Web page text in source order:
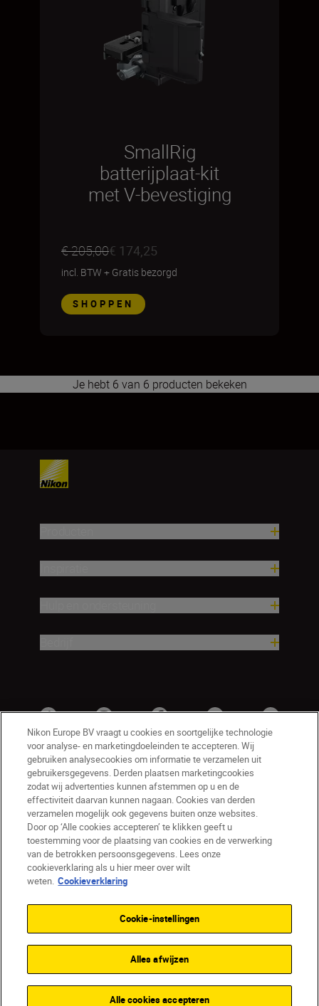
SmallRig
batterijplaat-kit
met V-bevestiging
€ 205,00€ 174,25
incl. BTW + Gratis bezorgd
SHOPPEN
Je hebt 6 van 6 producten bekeken
BE(nl) Nikon Sites
Contact opnemen
Privacyverklaring
Gebruiksvoorwaarden
Nikon Store - Algemene voorwaarden
Cookieverklaring
Toegankelijkheid
Cookie-instellingen
Nikon Europe BV vraagt u cookies en soortgelijke technologie
voor analyse- en marketingdoeleinden te accepteren. Wij
gebruiken analysecookies om informatie te verzamelen uit
gebruikersgegevens. Derden plaatsen marketingcookies
zodat wij advertenties kunnen afstemmen op u en de
effectiviteit daarvan kunnen nagaan. Cookies van derden
verzamelen mogelijk ook gegevens buiten onze websites.
Door op ‘Alle cookies accepteren’ te klikken geeft u
toestemming voor de plaatsing van cookies en de verwerking
van de betrokken persoonsgegevens. Lees onze
cookieverklaring als u hier meer over wilt
weten. Cookieverklaring
Cookie-instellingen
Alles afwijzen
Alle cookies accepteren